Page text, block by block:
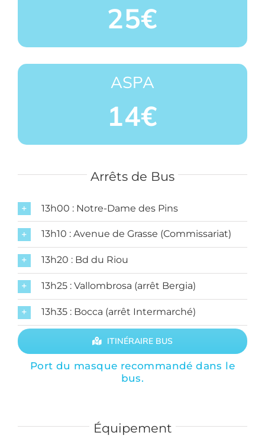
25€
ASPA
14€
Arrêts de Bus
13h00 : Notre-Dame des Pins
13h10 : Avenue de Grasse (Commissariat)
13h20 : Bd du Riou
13h25 : Vallombrosa (arrêt Bergia)
13h35 : Bocca (arrêt Intermarché)
ITINÉRAIRE BUS
Port du masque recommandé dans le
bus.
Équipement